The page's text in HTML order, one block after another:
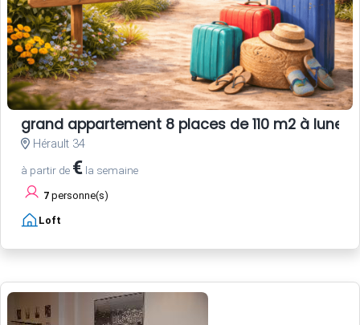
grand appartement 8 places de 110 m2 à lunel
Hérault 34
à partir de € la semaine
7 personne(s)
Loft